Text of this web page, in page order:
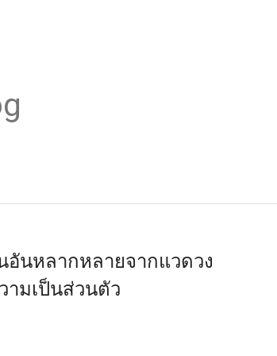
อันหลากหลายจากแวดวง
ามเป็นส่วนตัว